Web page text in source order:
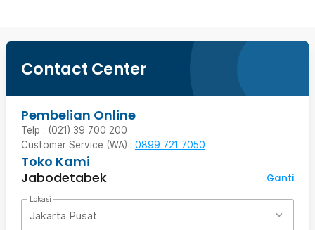
Contact Center
Pembelian Online
Telp : (021) 39 700 200
Customer Service (WA) : 0899 721 7050
Toko Kami
Jabodetabek
Ganti
Lokasi
Jakarta Pusat